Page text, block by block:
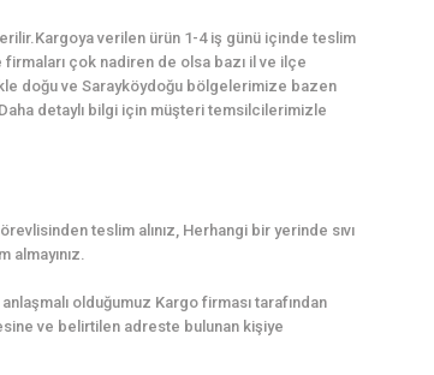
verilen ürün 1-4 iş günü içinde teslim
çok nadiren de olsa bazı il ve ilçe
doğu ve Sarayköydoğu bölgelerimize bazen
detaylı bilgi için müşteri temsilcilerimizle
teslim alınız, Herhangi bir yerinde sıvı
olduğumuz Kargo firması tarafından
ve belirtilen adreste bulunan kişiye